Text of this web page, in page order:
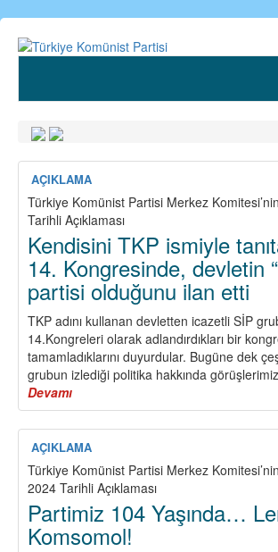
Ana
içeriğe
AÇIKLAMA
Türkiye Komünist Partisi Merkez
Tarihli Açıklaması
Kendisini TKP ismiyle
14. Kongresinde, devletin
partisi olduğunu ilan etti
TKP adını kullanan devletten icazetli SİP
14.Kongreleri olarak adlandırdıkları bir
tamamladıklarını duyurdular. Bugüne dek
grubun izlediği politika hakkında
Devamı
Kendisini
TKP
ismiyle
tanıtan
SİP,
14.
Kongresinde,
devletin
AÇIKLAMA
Türkiye Komünist Partisi Merkez
2024 Tarihli Açıklaması
Partimiz 104 Yaşında…
Komsomol!